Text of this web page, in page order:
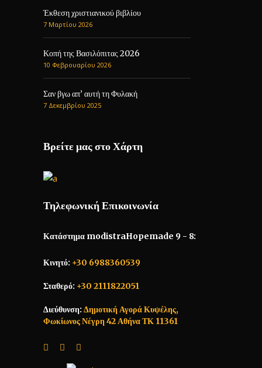
Έκθεση χριστιανικού βιβλίου
7 Μαρτίου 2026
Κοπή της Βασιλόπιτας 2026
10 Φεβρουαρίου 2026
Σαν βγω απ’ αυτή τη Φυλακή
7 Δεκεμβρίου 2025
Βρείτε μας στο Χάρτη
Τηλεφωνική Επικοινωνία
Κατάστημα modistraHopemade 9 - 8:
Κινητό: +30 6988360539
Σταθερό: +30 2111822051
Διεύθυνση: Δημοτική Αγορά Κυψέλης,
Φωκίωνος Νέγρη 42 Αθήνα ΤΚ 11361